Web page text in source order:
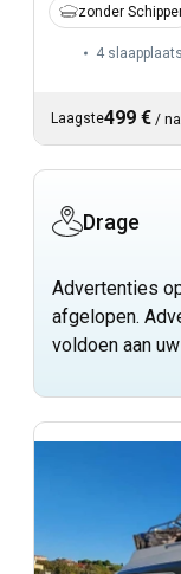
zonder
4
Laagste499 € /
Drage
Advertenties
afgelopen.
voldoen aan